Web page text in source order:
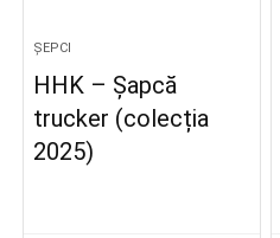
ȘEPCI
HHK – Șapcă
trucker (colecția
2025)